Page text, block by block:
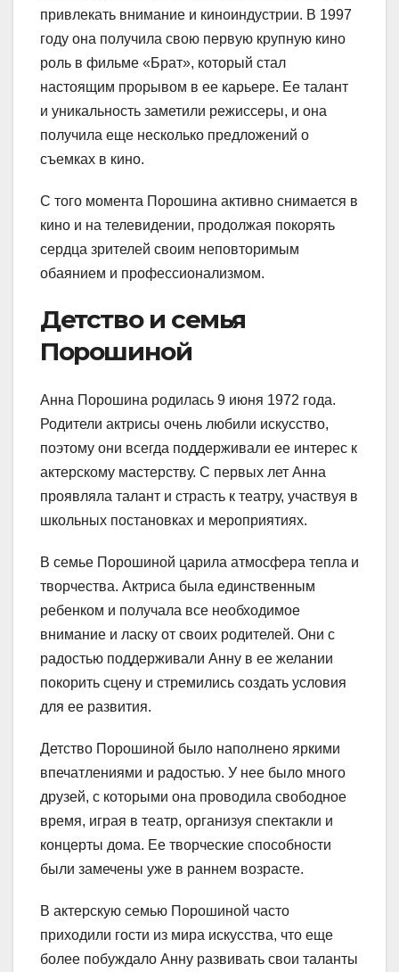
привлекать внимание и киноиндустрии. В 1997
году она получила свою первую крупную кино
роль в фильме «Брат», который стал
настоящим прорывом в ее карьере. Ее талант
и уникальность заметили режиссеры, и она
получила еще несколько предложений о
съемках в кино.
С того момента Порошина активно снимается в
кино и на телевидении, продолжая покорять
сердца зрителей своим неповторимым
обаянием и профессионализмом.
Детство и семья
Порошиной
Анна Порошина родилась 9 июня 1972 года.
Родители актрисы очень любили искусство,
поэтому они всегда поддерживали ее интерес к
актерскому мастерству. С первых лет Анна
проявляла талант и страсть к театру, участвуя в
школьных постановках и мероприятиях.
В семье Порошиной царила атмосфера тепла и
творчества. Актриса была единственным
ребенком и получала все необходимое
внимание и ласку от своих родителей. Они с
радостью поддерживали Анну в ее желании
покорить сцену и стремились создать условия
для ее развития.
Детство Порошиной было наполнено яркими
впечатлениями и радостью. У нее было много
друзей, с которыми она проводила свободное
время, играя в театр, организуя спектакли и
концерты дома. Ее творческие способности
были замечены уже в раннем возрасте.
В актерскую семью Порошиной часто
приходили гости из мира искусства, что еще
более побуждало Анну развивать свои таланты